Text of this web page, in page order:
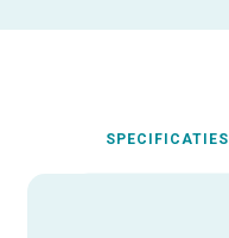
SPECIFICATIES